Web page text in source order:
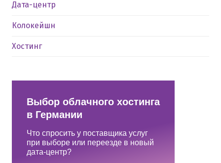
Дата-центр
Колокейшн
Хостинг
Выбор облачного хостинга
в Германии
Что спросить у поставщика услуг
при выборе или переезде в новый
дата-центр?